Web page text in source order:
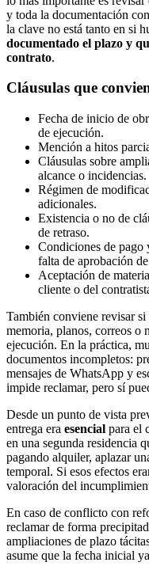
y toda la documentación
la clave no está tanto en si
documentado el plazo y
contrato.
Cláusulas que
Fecha de inicio de
de ejecución.
Mención a hitos
Cláusulas sobre
alcance o incidencias.
Régimen de
adicionales.
Existencia o no de
de retraso.
Condiciones de pago
falta de aprobación
Aceptación de
cliente o del
También conviene revisar
memoria, planos, correos o
ejecución. En la práctica,
documentos incompletos:
mensajes de WhatsApp y
impide reclamar, pero sí
Desde un punto de vista
entrega era esencial para el
en una segunda residencia
pagando alquiler, aplazar
temporal. Si esos efectos
valoración del
En caso de conflicto con
reclamar de forma
ampliaciones de plazo
asume que la fecha inicial